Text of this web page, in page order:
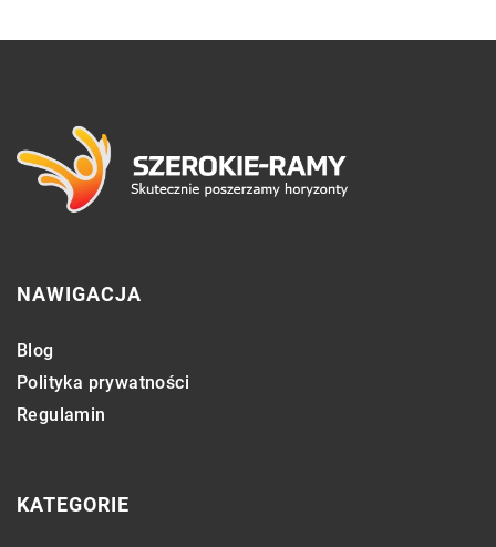
NAWIGACJA
Blog
Polityka prywatności
Regulamin
KATEGORIE